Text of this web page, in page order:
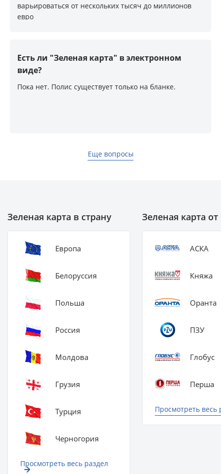
варьироваться от нескольких тысяч до миллионов
евро
Есть ли "Зеленая карта" в электронном
виде?
Пока нет. Полис существует только на бланке.
Еще вопросы
Зеленая карта в страну
Европа
Белоруссия
Польша
Россия
Молдова
Грузия
Турция
Черногория
Просмотреть весь раздел
Зеленая карта
АСКА
Княжа
Оранта
ПЗУ
Глобус
Перша
Просмотреть весь